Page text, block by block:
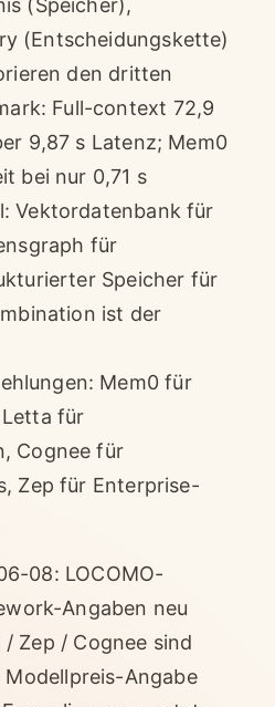
(Entscheidungskette)
den dritten
Full-context 72,9
9,87 s Latenz; Mem0
bei nur 0,71 s
Vektordatenbank für
für
Speicher für
ist der
Mem0 für
für
Cognee für
Zep für Enterprise-
08: LOCOMO-
Angaben neu
Zep / Cognee sind
Angabe